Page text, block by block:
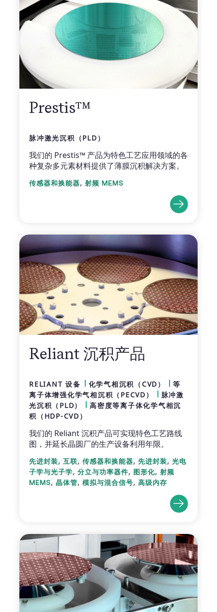
Prestis™
脉冲激光沉积（PLD）
我们的 Prestis™ 产品为特色工艺应用领域的各
种复杂多元素材料提供了薄膜沉积解决方案。
传感器和换能器, 射频 MEMS
Reliant 沉积产品
RELIANT 设备 化学气相沉积（CVD）
等
离子体增强化学气相沉积（PECVD）
脉冲激
光沉积（PLD）
高密度等离子体化学气相沉
积（HDP-CVD）
我们的 Reliant 沉积产品可实现特色工艺路线
图，并延长晶圆厂的生产设备利用年限。
先进封装, 互联, 传感器和换能器, 先进封装, 光电
子学与光子学, 分立与功率器件, 图形化, 射频
MEMS, 晶体管, 模拟与混合信号, 高级内存